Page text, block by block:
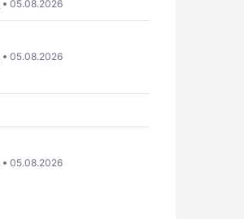
05.08.2026
05.08.2026
05.08.2026